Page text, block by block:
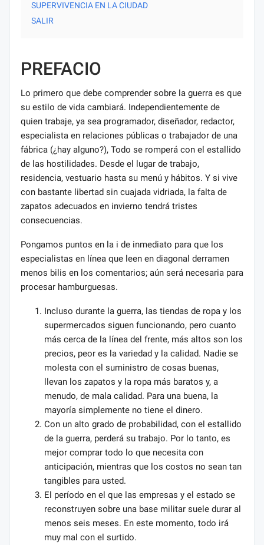
SUPERVIVENCIA EN LA CIUDAD
SALIR
PREFACIO
Lo primero que debe comprender sobre la guerra es que
su estilo de vida cambiará. Independientemente de
quien trabaje, ya sea programador, diseñador, redactor,
especialista en relaciones públicas o trabajador de una
fábrica (¿hay alguno?), Todo se romperá con el estallido
de las hostilidades. Desde el lugar de trabajo,
residencia, vestuario hasta su menú y hábitos. Y si vive
con bastante libertad sin cuajada vidriada, la falta de
zapatos adecuados en invierno tendrá tristes
consecuencias.
Pongamos puntos en la i de inmediato para que los
especialistas en línea que leen en diagonal derramen
menos bilis en los comentarios; aún será necesaria para
procesar hamburguesas.
Incluso durante la guerra, las tiendas de ropa y los
supermercados siguen funcionando, pero cuanto
más cerca de la línea del frente, más altos son los
precios, peor es la variedad y la calidad. Nadie se
molesta con el suministro de cosas buenas,
llevan los zapatos y la ropa más baratos y, a
menudo, de mala calidad. Para una buena, la
mayoría simplemente no tiene el dinero.
Con un alto grado de probabilidad, con el estallido
de la guerra, perderá su trabajo. Por lo tanto, es
mejor comprar todo lo que necesita con
anticipación, mientras que los costos no sean tan
tangibles para usted.
El período en el que las empresas y el estado se
reconstruyen sobre una base militar suele durar al
menos seis meses. En este momento, todo irá
muy mal con el surtido.